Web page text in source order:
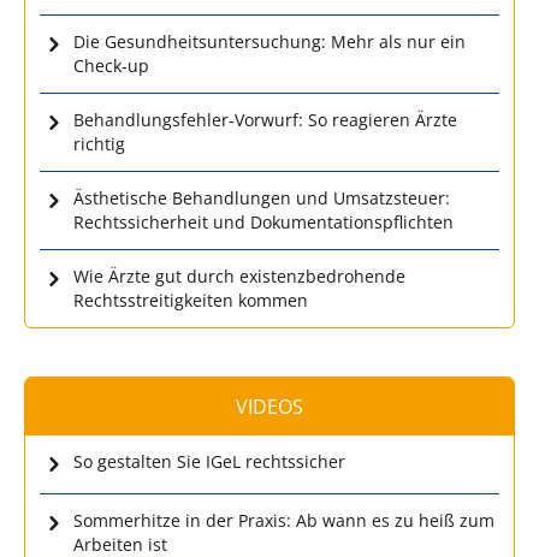
Die Gesundheitsuntersuchung: Mehr als nur ein
Check-up
Behandlungsfehler-Vorwurf: So reagieren Ärzte
richtig
Ästhetische Behandlungen und Umsatzsteuer:
Rechtssicherheit und Dokumentationspflichten
Wie Ärzte gut durch existenzbedrohende
Rechtsstreitigkeiten kommen
VIDEOS
So gestalten Sie IGeL rechtssicher
Sommerhitze in der Praxis: Ab wann es zu heiß zum
Arbeiten ist